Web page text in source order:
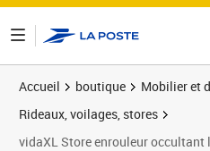
Accueil boutique Mobilier et
Rideaux, voilages, stores
vidaXL Store enrouleur occultant